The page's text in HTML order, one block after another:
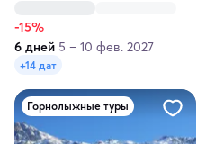
-15%
6 дней 5 – 10 фев. 2027
+14 дат
Горнолыжные туры